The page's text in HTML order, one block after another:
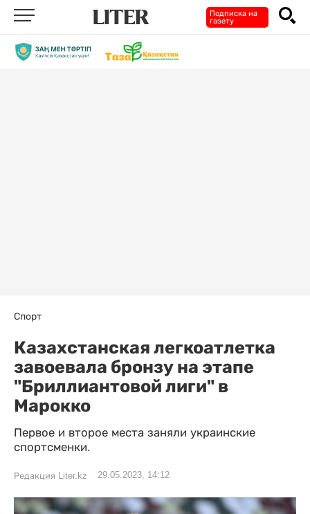
Подписка на
газету
Спорт
Казахстанская легкоатлетка
завоевала бронзу на этапе
"Бриллиантовой лиги" в
Марокко
Первое и второе места заняли украинские
спортсменки.
Редакция Liter.kz 29.05.2023, 14:12